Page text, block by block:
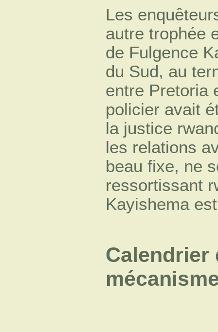
Les
autre trophée
de Fulgence
du Sud, au
entre Pretoria
policier avait
la justice
les relations
beau fixe, ne
ressortissant
Kayishema
Calendrier